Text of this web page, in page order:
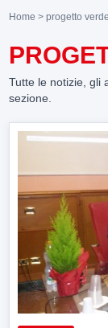
Home > progetto verde
Tutte le notizie, gli
sezione.